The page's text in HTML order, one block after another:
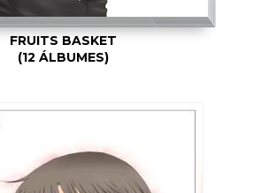
FRUITS BASKET
(12 ÁLBUMES)